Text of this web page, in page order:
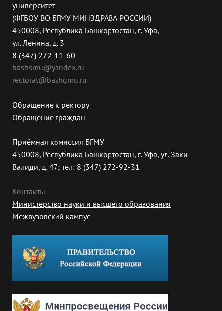
университет
(ФГБОУ ВО БГМУ МИНЗДРАВА РОССИИ)
450008, Республика Башкортостан, г. Уфа,
ул. Ленина, д. 3
8 (347) 272-11-60
bashsmu@yandex.ru
rectorat@bashgmu.ru
Обращение к ректору
Обращение граждан
Приёмная комиссия БГМУ
450008, Республика Башкортостан, г. Уфа, ул. Заки
Валиди, д. 47; тел: 8 (347) 272-92-31
Контакты
Министерство науки и высшего образования
Межвузовский кампус